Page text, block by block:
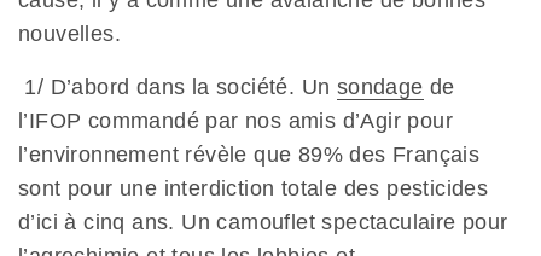
nouvelles.
1/ D’abord dans la société. Un sondage de
l’IFOP commandé par nos amis d’Agir pour
l’environnement révèle que 89% des Français
sont pour une interdiction totale des pesticides
d’ici à cinq ans. Un camouflet spectaculaire pour